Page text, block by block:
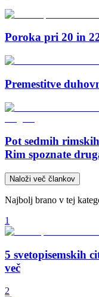
Poroka pri 20 in
Premestitve
Pot sedmih
Rim spoznate
Naloži več člankov
Najbolj brano v tej
1
5 svetopisemskih
več
2